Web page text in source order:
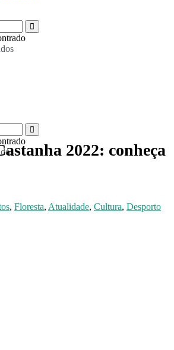
2022: conheça
, Floresta, Atualidade, Cultura, Desporto